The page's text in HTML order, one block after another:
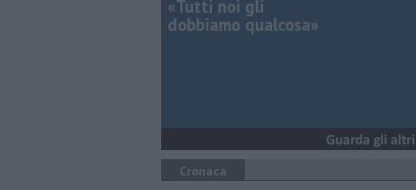
«Tutti noi gli
dobbiamo qualcosa»
Cronaca